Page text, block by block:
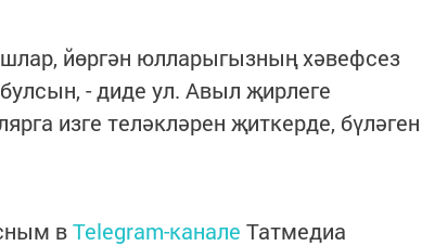
йөргән юлларыгызның хәвефсез
- диде ул. Авыл җирлеге
изге теләкләрен җиткерде, бүләген
вTelegram-канале Татмедиа